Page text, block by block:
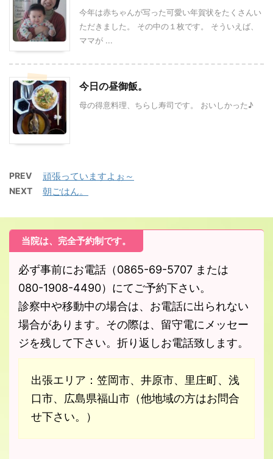
今年は赤ちゃんが写った可愛い年賀状をたくさんい
ただきました。 その中の１枚です。 そういえば、
ママが ...
今日の昼御飯。
母の得意料理、ちらし寿司です。 おいしかった♪
PREV 頑張っていますよぉ～
NEXT 朝ごはん。
当院は、完全予約制です。
必ず事前にお電話（0865-69-5707 または
080-1908-4490）にてご予約下さい。
診察中や移動中の場合は、お電話に出られない
場合があります。その際は、留守電にメッセー
ジを残して下さい。折り返しお電話致します。
出張エリア：笠岡市、井原市、里庄町、浅
口市、広島県福山市（他地域の方はお問合
せ下さい。）